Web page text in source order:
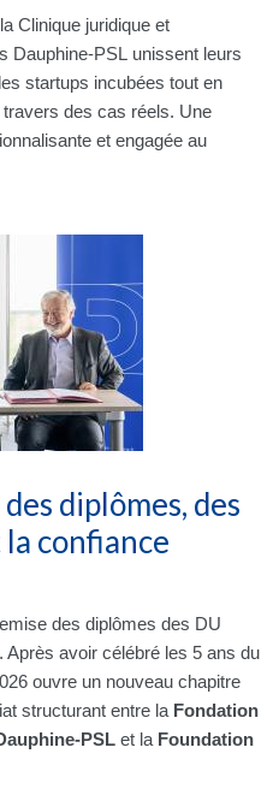
Clinique juridique et
Dauphine-PSL unissent leurs
startups incubées tout en
des cas réels. Une
et engagée au
diplômes, des
confiance
des diplômes des DU
Après avoir célébré les 5 ans du
ouvre un nouveau chapitre
structurant entre la Fondation
PSL et la Foundation